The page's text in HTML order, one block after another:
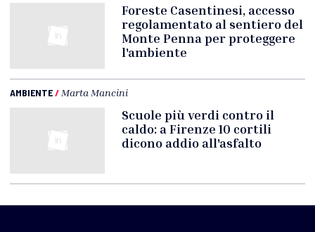
Foreste Casentinesi, accesso
regolamentato al sentiero del
Monte Penna per proteggere
l'ambiente
AMBIENTE/ Marta Mancini
Scuole più verdi contro il
caldo: a Firenze 10 cortili
dicono addio all'asfalto